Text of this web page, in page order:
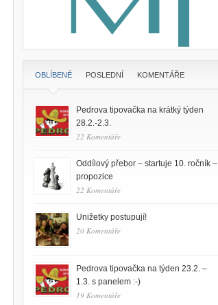
OBLÍBENÉ POSLEDNÍ KOMENTÁŘE
Pedrova tipovačka na krátký týden
28.2.-2.3.
22 Komentáře
Oddílový přebor – startuje 10. ročník –
propozice
22 Komentáře
Unižetky postupují!
20 Komentáře
Pedrova tipovačka na týden 23.2. –
1.3. s panelem :-)
19 Komentáře